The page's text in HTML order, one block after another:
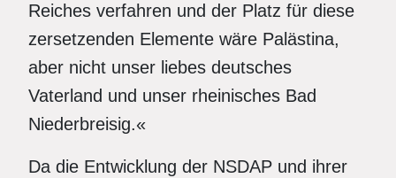
Reiches verfahren und der Platz für diese
zersetzenden Elemente wäre Palästina,
aber nicht unser liebes deutsches
Vaterland und unser rheinisches Bad
Niederbreisig.«
Da die Entwicklung der NSDAP und ihrer